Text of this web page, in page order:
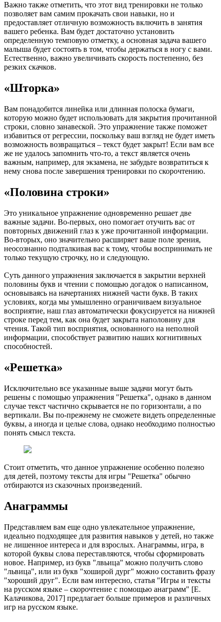
Важно также отметить, что этот вид тренировки не только
позволяет вам самим прокачать свои навыки, но и
предоставляет отличную возможность включить в занятия
вашего ребенка. Вам будет достаточно установить
определенную темповую отметку, а основная задача вашего
малыша будет состоять в том, чтобы держаться в ногу с вами.
Естественно, важно увеличивать скорость постепенно, без
резких скачков.
«Шторка»
Вам понадобится линейка или длинная полоска бумаги,
которую можно будет использовать для закрытия прочитанной
строки, словно занавеской. Это упражнение также поможет
избавиться от регрессии, поскольку ваш взгляд не будет иметь
возможность возвращаться – текст будет закрыт! Если вам все
же не удалось запомнить что-то, а текст является очень
важным, например, для экзамена, не забудьте возвратиться к
нему снова после завершения тренировки по скорочтению.
«Половина строки»
Это уникальное упражнение одновременно решает две
важные задачи. Во-первых, оно помогает отучить вас от
повторных движений глаз к уже прочитанной информации.
Во-вторых, оно значительно расширяет ваше поле зрения,
неосознанно подталкивая вас к тому, чтобы воспринимать не
только текущую строчку, но и следующую.
Суть данного упражнения заключается в закрытии верхней
половины букв и чтении с помощью догадок о написанном,
основываясь на начертаниях нижней части букв. В таких
условиях, когда мы умышленно ограничиваем визуальное
восприятие, наш глаз автоматически фокусируется на нижней
строке перед тем, как она будет закрыта наполовину для
чтения. Такой тип восприятия, основанного на неполной
информации, способствует развитию наших когнитивных
способностей.
«Решетка»
Исключительно все указанные выше задачи могут быть
решены с помощью упражнения "Решетка", однако в данном
случае текст частично скрывается не по горизонтали, а по
вертикали. Вы по-прежнему не сможете видеть определенные
буквы, а иногда и целые слова, однако необходимо полностью
понять смысл текста.
Стоит отметить, что данное упражнение особенно полезно
для детей, поэтому тексты для игры "Решетка" обычно
отбираются из сказочных произведений.
Анаграммы
Представляем вам еще одно увлекательное упражнение,
идеально подходящее для развития навыков у детей, но также
не лишенное интереса и для взрослых. Анаграммы, игра, в
которой буквы слова переставляются, чтобы сформировать
новое. Например, из букв "лвьица" можно получить слово
"львица", или из букв "хоширой дург" можно составить фразу
"хороший друг". Если вам интересно, статья "Игры и тексты
на русском языке – скорочтение с помощью анаграмм" [Е.
Калачикова, 2017] предлагает больше примеров и различных
игр на русском языке.